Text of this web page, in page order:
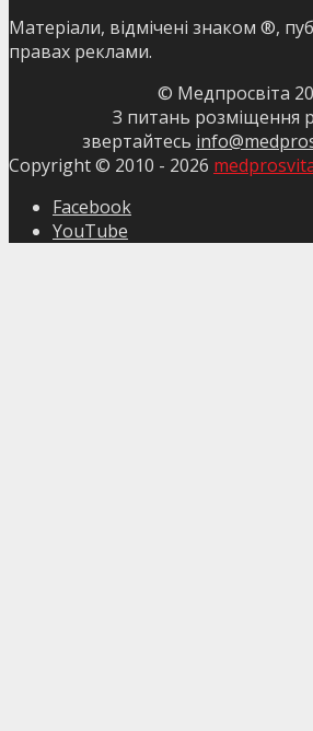
Матеріали, відмічені знаком ®,
правах реклами.
© Медпросвіта
З питань розміщення
звертайтесь
Copyright © 2010 - 2026
Facebook
YouTube